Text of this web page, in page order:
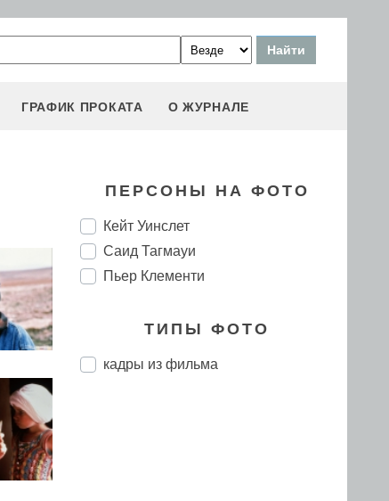
ГРАФИК ПРОКАТА О ЖУРНАЛЕ
ПЕРСОНЫ НА ФОТО
Кейт Уинслет
Саид Тагмауи
Пьер Клементи
ТИПЫ ФОТО
кадры из фильма